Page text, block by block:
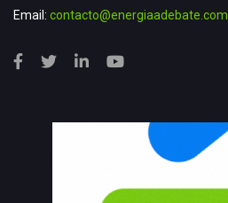
Email: contacto@energiaadebate.com